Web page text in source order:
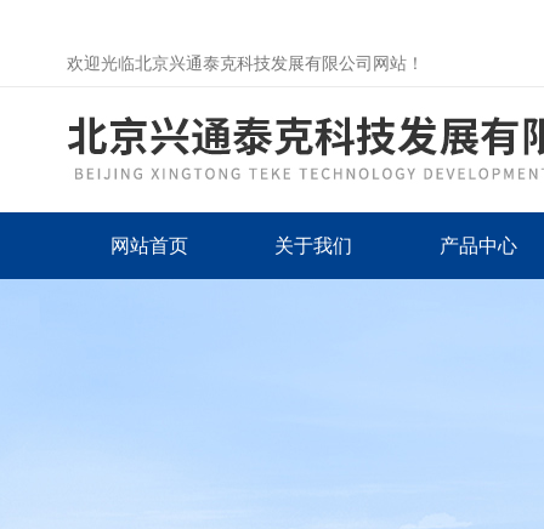
欢迎光临北京兴通泰克科技发展有限公司网站！
网站首页 关于我们 产品中心